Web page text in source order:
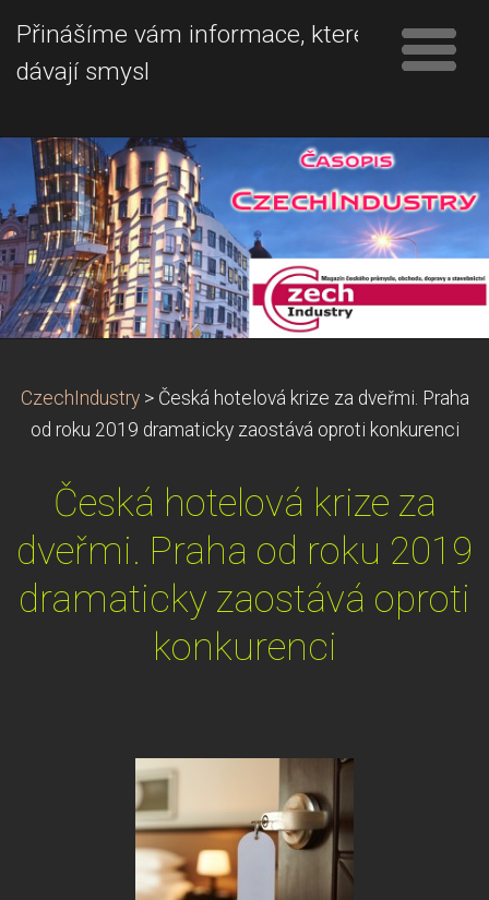
Přinášíme vám informace, které
dávají smysl
CzechIndustry > Česká hotelová krize za dveřmi. Praha
od roku 2019 dramaticky zaostává oproti konkurenci
Česká hotelová krize za
dveřmi. Praha od roku 2019
dramaticky zaostává oproti
konkurenci